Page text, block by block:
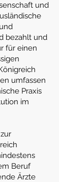
und
bezahlt und
für einen
umfassen
Praxis
im
Beruf
Ärzte